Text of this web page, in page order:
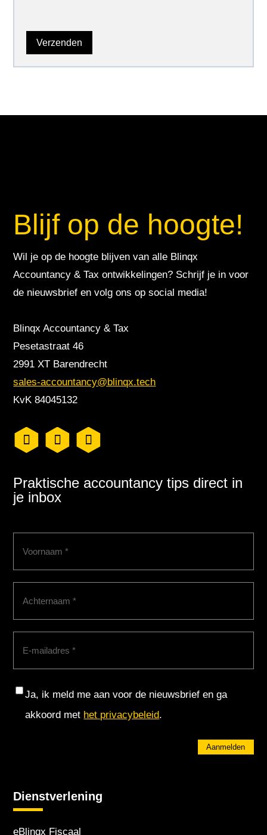
Blijf op de hoogte!
Wil je op de hoogte blijven van alle Blinqx
Accountancy & Tax ontwikkelingen? Schrijf je in voor
de nieuwsbrief en volg ons op social media!
Blinqx Accountancy & Tax
Pesetastraat 46
2991 XT Barendrecht
sales-accountancy@blinqx.tech
KvK 84045132
Praktische accountancy tips direct in
je inbox
Consent
Ja, ik meld me aan voor de nieuwsbrief en ga
akkoord met het privacybeleid.
Aanmelden
Dienstverlening
eBlinqx Fiscaal